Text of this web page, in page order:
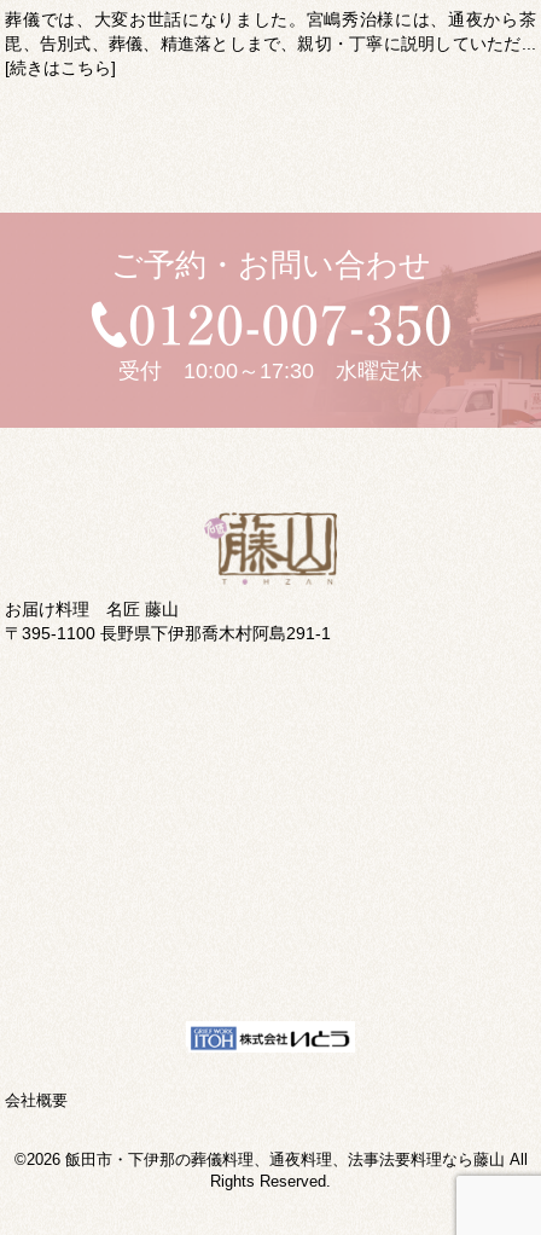
葬儀では、大変お世話になりました。宮嶋秀治様には、通夜から茶
毘、告別式、葬儀、精進落としまで、親切・丁寧に説明していただ...
[続きはこちら]
ご予約・お問い合わせ
受付 10:00～17:30 水曜定休
お届け料理 名匠 藤山
〒395-1100 長野県下伊那喬木村阿島291-1
会社概要
©2026 飯田市・下伊那の葬儀料理、通夜料理、法事法要料理なら藤山 All
Rights Reserved.